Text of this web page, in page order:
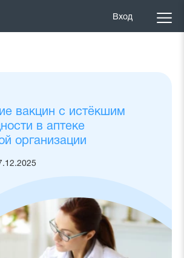
Вход
вакцин с истёкшим
в аптеке
организации